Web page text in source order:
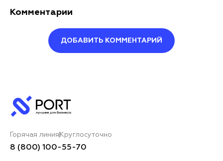
Комментарии
ДОБАВИТЬ КОММЕНТАРИЙ
Ваш комментарий*
Горячая линия Круглосуточно
8 (800) 100-55-70